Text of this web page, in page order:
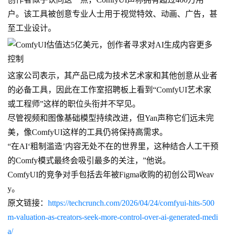
户。该工具被创意专业人士用于视觉特效、动画、广告，甚
至工业设计。
这家公司表示，其产品已成为技术艺术家和其他创意从业者
的必备工具，因此在工作室招聘板上看到“ComfyUI艺术家
或工程师”这样的职位头衔并不罕见。
尽管视频和图像基础模型持续改进，但Yan声称它们远未完
美，像ComfyUI这样的工具仍将保持高需求。
“在AI‘粗制滥造’内容无处不在的世界里，这种结合人工干预
的Comfy模式最终会吸引最多的关注，”他说。
ComfyUI的竞争对手包括去年被Figma收购的初创公司Weav
y。
原文链接： https://techcrunch.com/2026/04/24/comfyui-hits-500
m-valuation-as-creators-seek-more-control-over-ai-generated-medi
a/